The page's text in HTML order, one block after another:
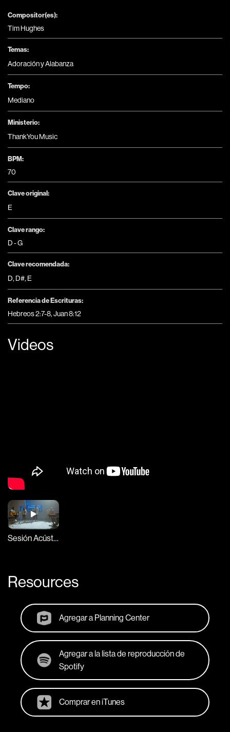
Compositor(es):
Tim Hughes
Temas:
Adoración y Alabanza
Tempo:
Mediano
Ministerio:
ThankYou Music
BPM:
70
Clave original:
E
Clave rango:
D - G
Clave recomendada:
D, D#, E
Referencia de Escrituras:
Hebreos 2:7-8, Juan 8:12
Videos
Sesión Acústica
Resources
Agregar a Planning Center
Agregar a la lista de reproducción de
Spotify
Comprar en iTunes